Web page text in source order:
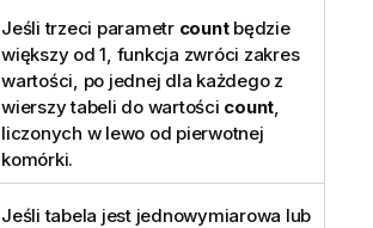
Jeśli trzeci parametr countbędzie
większy od 1, funkcja zwróci zakres
wartości, po jednej dla każdego z
wierszy tabeli do wartości count
liczonych w lewo od pierwotnej
komórki.
Jeśli tabela jest jednowymiarowa lub